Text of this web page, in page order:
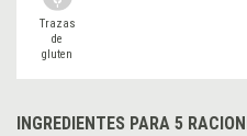
Trazas
de
gluten
INGREDIENTES PARA 5